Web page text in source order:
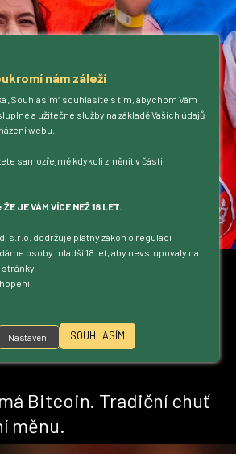
nám záleží
„Souhlasím“ souhlasíte s tím, abychom Vám
a užitečné služby na základě Vašich údajů
webu.
samozřejmě kdykoli změnit v části
JE VÁM VÍCE NEŽ 18 LET.
s.r.o. dodržuje platný zákon o regulaci
osoby mladší 18 let, aby nevstupovaly na
Nastavení SOUHLASÍM
v MS hokeji na náměstí Míru s
Bitcoin. Tradiční chuť
měnu.